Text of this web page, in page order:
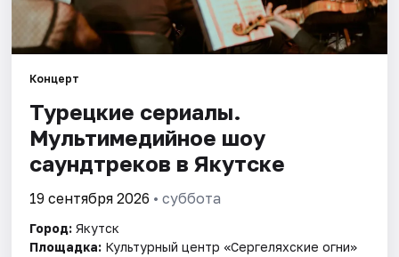
Концерт
Турецкие сериалы.
Мультимедийное шоу
саундтреков в Якутске
19 сентября 2026 • суббота
Город: Якутск
Площадка: Культурный центр «Сергеляхские огни»